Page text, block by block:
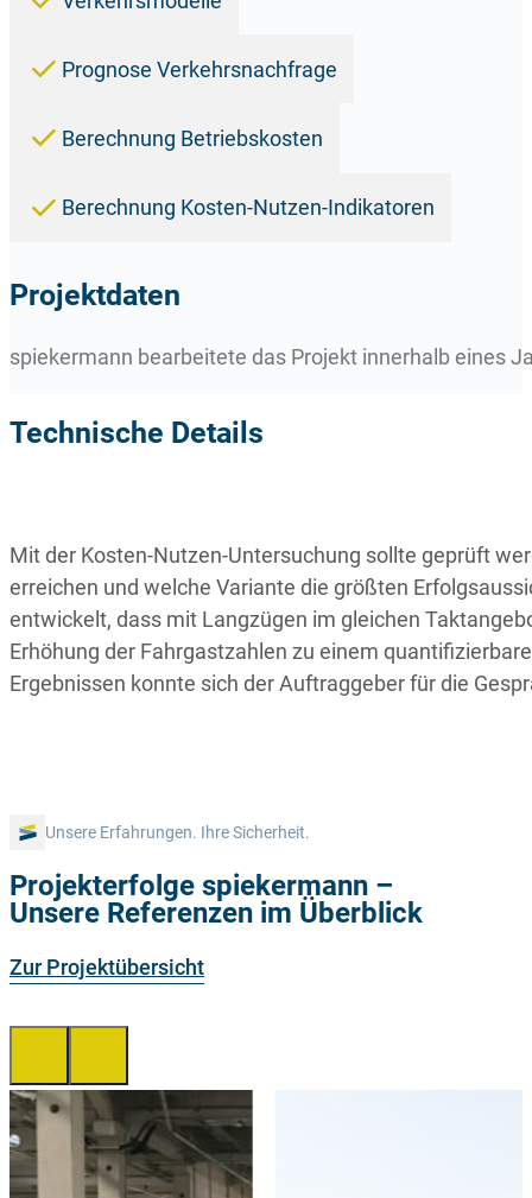
Prognose Verkehrsnachfrage
Berechnung Betriebskosten
Berechnung Kosten-Nutzen-Indikatoren
Projektdaten
spiekermann bearbeitete das Projekt innerhalb eines
Technische Details
Mit der Kosten-Nutzen-Untersuchung sollte geprüft
erreichen und welche Variante die größten
entwickelt, dass mit Langzügen im gleichen
Erhöhung der Fahrgastzahlen zu einem
Ergebnissen konnte sich der Auftraggeber für die
Unsere Erfahrungen. Ihre Sicherheit.
Projekterfolge spiekermann –
Unsere Referenzen im Überblick
Zur Projektübersicht